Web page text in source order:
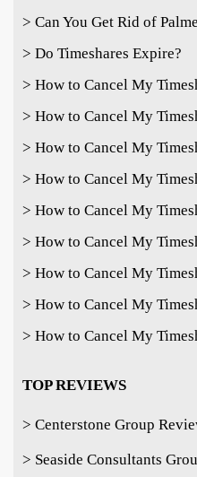
> Can You Get Rid of
> Do Timeshares Expire?
> How to Cancel My
> How to Cancel My
> How to Cancel My
> How to Cancel My
> How to Cancel My
> How to Cancel My
> How to Cancel My
> How to Cancel My
> How to Cancel My
TOP REVIEWS
> Centerstone Group
> Seaside Consultants